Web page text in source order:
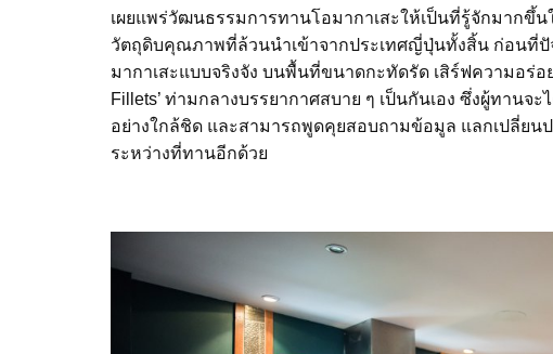
เผยแพร่วัฒนธรรมการทานโอมากาเสะให้เป็นที่รู้จักมากขึ้
วัตถุดิบคุณภาพที่ล้วนนำเข้าจากประเทศญี่ปุ่นทั้งสิ้น ก่อนที่
มากาเสะแบบจริงจัง บนพื้นที่ขนาดกะทัดรัด เสิร์ฟความอร่อ
Fillets’ ท่ามกลางบรรยากาศสบาย ๆ เป็นกันเอง ซึ่งผู้ทานจ
อย่างใกล้ชิด และสามารถพูดคุยสอบถามข้อมูล แลกเปลี่ยน
ระหว่างที่ทานอีกด้วย